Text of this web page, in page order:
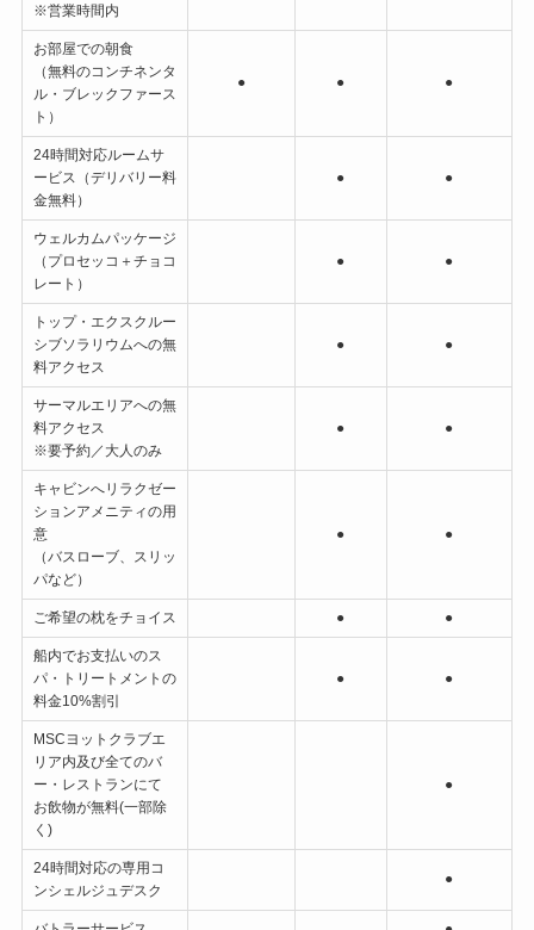
※営業時間内
お部屋での朝食
（無料のコンチネンタ
ル・ブレックファース
ト）
● ● ●
24時間対応ルームサ
ービス（デリバリー料
金無料）
● ●
ウェルカムパッケージ
（プロセッコ＋チョコ
レート）
● ●
トップ・エクスクルー
シブソラリウムへの無
料アクセス
● ●
サーマルエリアへの無
料アクセス
※要予約／大人のみ
● ●
キャビンへリラクゼー
ションアメニティの用
意
（バスローブ、スリッ
パなど）
● ●
ご希望の枕をチョイス ● ●
船内でお支払いのス
パ・トリートメントの
料金10%割引
● ●
MSCヨットクラブエ
リア内及び全てのバ
ー・レストランにて
お飲物が無料(一部除
く)
●
24時間対応の専用コ
ンシェルジュデスク
●